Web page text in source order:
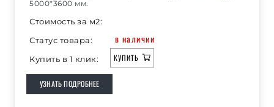
5000*3600 мм.
Стоимость за м2:
Статус товара:
в наличии
Купить в 1 клик: КУПИТЬ
УЗНАТЬ ПОДРОБНЕЕ